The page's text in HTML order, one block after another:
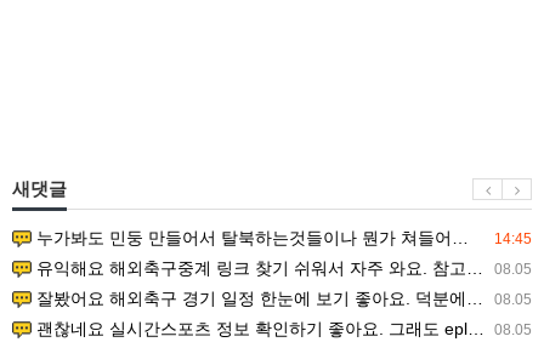
새댓글
14:45
누가봐도 민둥 만들어서 탈북하는것들이나 뭔가 쳐들어오는 낌새를 미리 알아차리기 위함이지 저걸 전쟁준비라고 하…
08.05
유익해요 해외축구중계 링크 찾기 쉬워서 자주 와요. 참고로 무료스포츠중계 정보 확인할 때 출처 꼭 체크해요.…
08.05
잘봤어요 해외축구 경기 일정 한눈에 보기 좋아요. 덕분에 epl중계 볼 때 공식 중계 채널 먼저 찾아봐요. …
08.05
괜찮네요 실시간스포츠 정보 확인하기 좋아요. 그래도 epl중계 볼 때 공식 중계 채널 먼저 찾아봐요. 북마크…